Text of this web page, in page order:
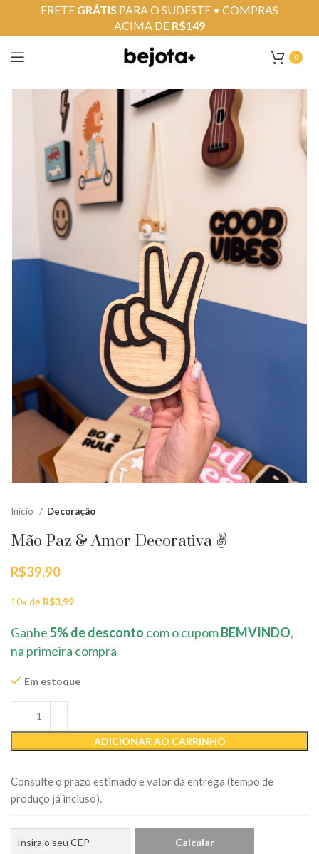
0
Início Decoração
Mão Paz & Amor Decorativa ✌️
R$39,90
10x de R$3,99
Ganhe5% de desconto com o cupomBEMVINDO,
na primeira compra
Em estoque
ADICIONAR AO CARRINHO
Consulte o prazo estimado e valor da entrega (tempo de
produço já incluso).
FRETE GRÁTIS PARA O SUDESTE • COMPRAS
ACIMA DE R$149